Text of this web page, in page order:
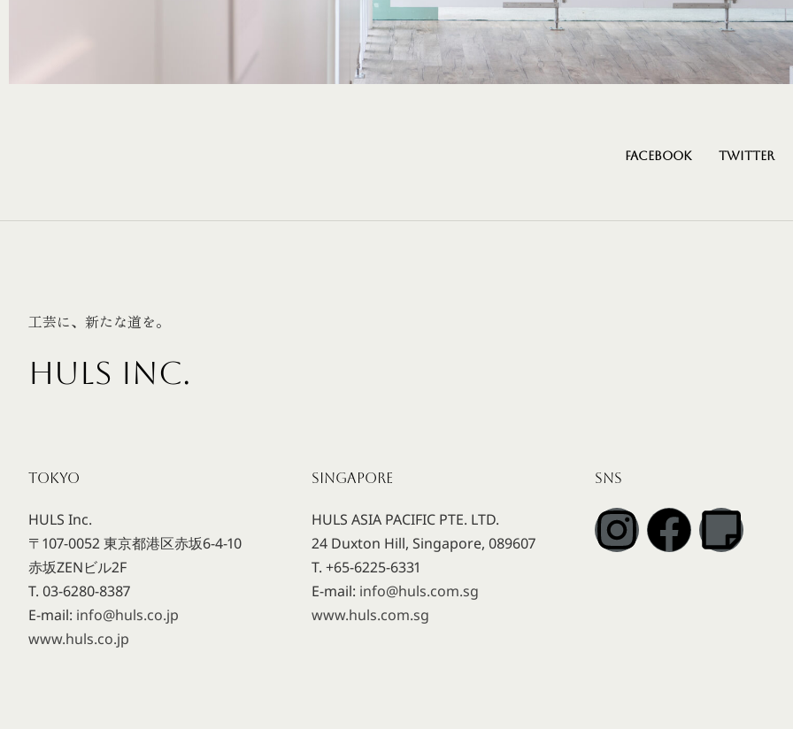
Facebook Twitter
工芸に、新たな道を。
HULS INC.
TOKYO
HULS Inc.
〒107-0052 東京都港区赤坂6-4-10
赤坂ZENビル2F
T. 03-6280-8387
E-mail: info@huls.co.jp
www.huls.co.jp
SINGAPORE
HULS ASIA PACIFIC PTE. LTD.
24 Duxton Hill, Singapore, 089607
T. +65-6225-6331
E-mail: info@huls.com.sg
www.huls.com.sg
SNS